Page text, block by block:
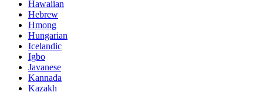
Hawaiian
Hebrew
Hmong
Hungarian
Icelandic
Igbo
Javanese
Kannada
Kazakh